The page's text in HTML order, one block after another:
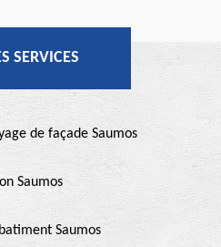
SERVICES
de façade Saumos
Saumos
Saumos